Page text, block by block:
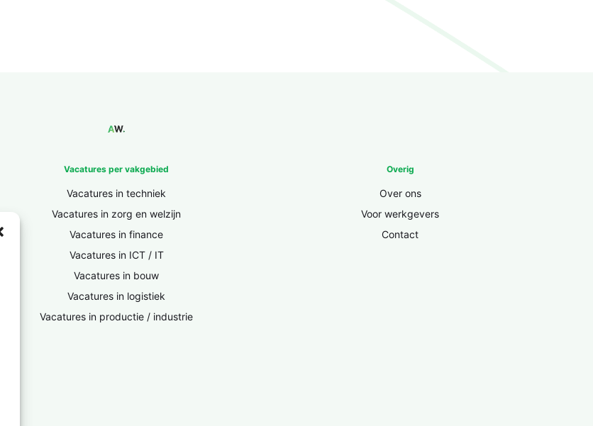
Vacatures per vakgebied
Vacatures in techniek
Vacatures in zorg en welzijn
Vacatures in finance
Vacatures in ICT / IT
Vacatures in bouw
Vacatures in logistiek
Vacatures in productie / industrie
Overig
Over ons
Voor werkgevers
Contact